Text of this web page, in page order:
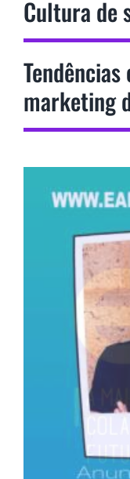
Cultura de
marketing